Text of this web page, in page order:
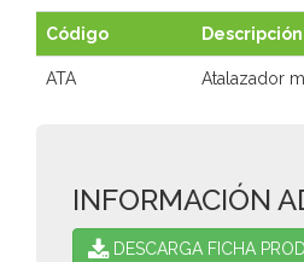
Código Descripción
ATA Atalazador
INFORMACIÓN
DESCARGA FICHA